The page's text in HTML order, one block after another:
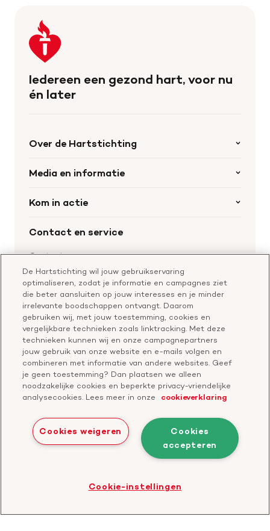
Keer
terug
naar
homepage
Iedereen een gezond hart, voor nu
én later
Over de Hartstichting
Organisatie
Werken bij de Hartstichting
Media en informatie
Nieuws
Materialen bestellen
Aanmelden nieuwsbrief
Kom in actie
Leer reanimeren
Geef ter nagedachtenis
Start een actie
Contact en service
Contactgegevens
Bel of chat met een voorlichter
Vragen over donateurschap
Klachtenformulier
Check je gesprek
Doneer
Bezoek
onze
Facebook
Bezoek
ons
YouTube
Bezoek
onze
LinkedIn
Bezoek
onze
TikTok
profiel
Bezoek
onze
Twitter
profiel
Bezoek
onze
Threads
profiel
Privacyverklaring
Bezoek
De Hartstichting wil jouw gebruikservaring
optimaliseren, zodat je informatie en campagnes ziet
die beter aansluiten op jouw interesses en je minder
irrelevante boodschappen ontvangt. Daarom
gebruiken wij, met jouw toestemming, cookies en
vergelijkbare technieken zoals linktracking. Met deze
technieken kunnen wij en onze campagnepartners
jouw gebruik van onze website en e-mails volgen en
combineren met informatie van andere websites. Geef
je geen toestemming? Dan plaatsen we alleen
noodzakelijke cookies en beperkte privacy-vriendelijke
analysecookies. Lees meer in onze
cookieverklaring
Cookies
accepteren
Cookies weigeren
Cookie-instellingen